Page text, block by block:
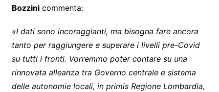
Bozzinicommenta:
«I dati sono incoraggianti, ma bisogna fare ancora
tanto per raggiungere e superare i livelli pre-Covid
su tutti i fronti. Vorremmo poter contare su una
rinnovata alleanza tra Governo centrale e sistema
delle autonomie locali, in primis Regione Lombardia,